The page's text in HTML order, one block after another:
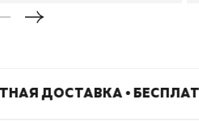
ДОСТАВКА •